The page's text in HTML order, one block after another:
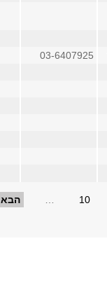
03-6407925
10 הבא